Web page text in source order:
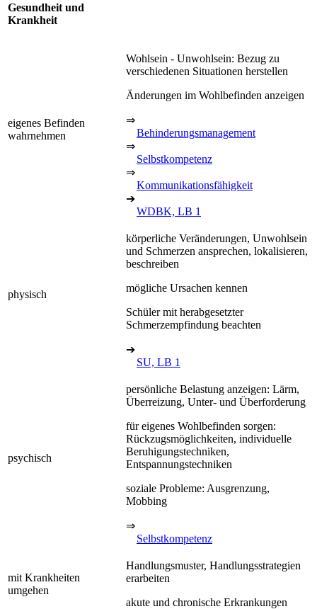
Gesundheit und
Krankheit
eigenes Befinden
wahrnehmen
Wohlsein - Unwohlsein: Bezug zu
verschiedenen Situationen herstellen
Änderungen im Wohlbefinden anzeigen
⇒
Behinderungsmanagement
⇒
Selbstkompetenz
⇒
Kommunikationsfähigkeit
➔
WDBK, LB 1
physisch
körperliche Veränderungen, Unwohlsein
und Schmerzen ansprechen, lokalisieren,
beschreiben
mögliche Ursachen kennen
Schüler mit herabgesetzter
Schmerzempfindung beachten
➔
SU, LB 1
psychisch
persönliche Belastung anzeigen: Lärm,
Überreizung, Unter- und Überforderung
für eigenes Wohlbefinden sorgen:
Rückzugsmöglichkeiten, individuelle
Beruhigungstechniken,
Entspannungstechniken
soziale Probleme: Ausgrenzung,
Mobbing
⇒
Selbstkompetenz
mit Krankheiten
umgehen
Handlungsmuster, Handlungsstrategien
erarbeiten
akute und chronische Erkrankungen